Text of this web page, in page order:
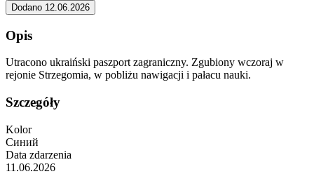
Dodano 12.06.2026
Opis
Utracono ukraiński paszport zagraniczny. Zgubiony wczoraj w
rejonie Strzegomia, w pobliżu nawigacji i pałacu nauki.
Szczegóły
Kolor
Синий
Data zdarzenia
11.06.2026